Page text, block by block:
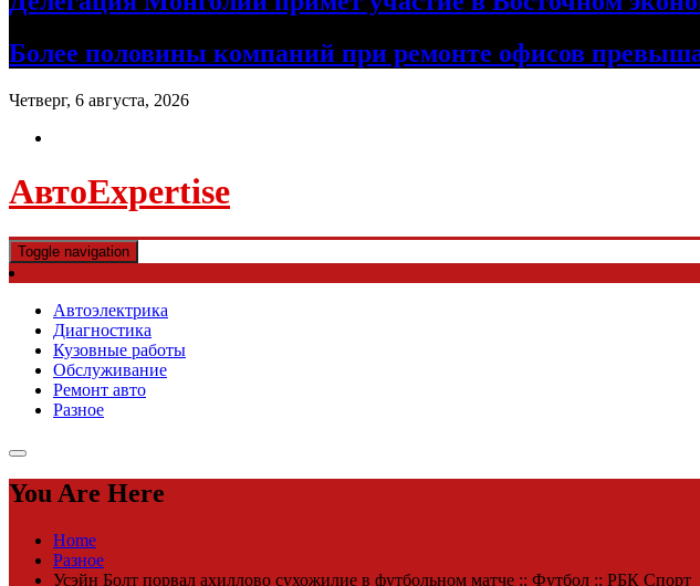
Более половины компаний при ремонте офисов
Четверг, 6 августа, 2026
АвтоExpertise
Toggle navigation
Автоэлектрика
Диагностика
Кузовные работы
Обслуживание
Ремонт авто
Разное
You Are Here
Home
Разное
Усэйн Болт порвал ахиллово сухожилие в футбольном матче :: Футбол :: РБК Спорт